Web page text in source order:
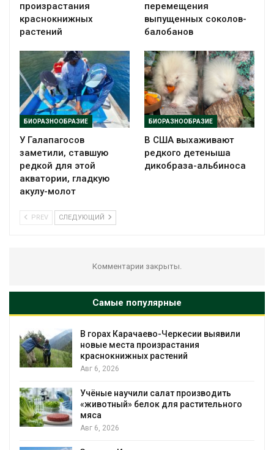
произрастания
краснокнижных
растений
перемещения
выпущенных соколов-
балобанов
БИОРАЗНООБРАЗИЕ
У Галапагосов
заметили, ставшую
редкой для этой
акватории, гладкую
акулу-молот
БИОРАЗНООБРАЗИЕ
В США выхаживают
редкого детеныша
дикобраза-альбиноса
PREV СЛЕДУЮЩИЙ
Комментарии закрыты.
Самые популярные
В Домодедове ликвидируют
последствия разлива химикатов
пожара на складе
Изменение климата меняет
бабочек по всему миру